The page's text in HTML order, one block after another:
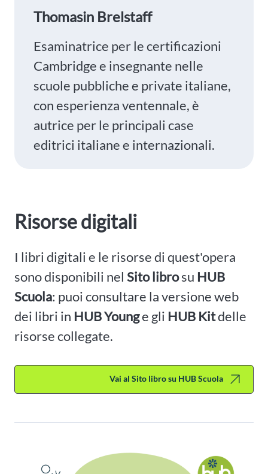
Thomasin Brelstaff
Esaminatrice per le certificazioni
Cambridge e insegnante nelle
scuole pubbliche e private italiane,
con esperienza ventennale, è
autrice per le principali case
editrici italiane e internazionali.
Risorse digitali
I libri digitali e le risorse di quest'opera
sono disponibili nel Sito librosu HUB
Scuola: puoi consultare la versione web
dei libri in HUB Younge gli HUB Kitdelle
risorse collegate.
Vai al Sito libro su HUB Scuola